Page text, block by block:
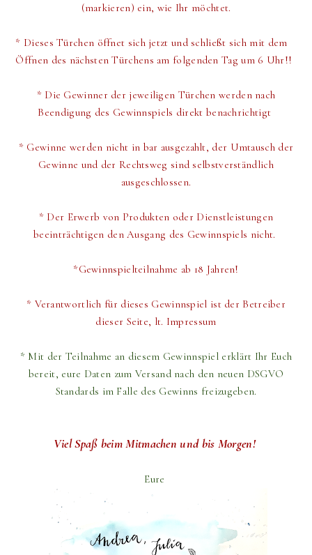
(markieren) ein, wie Ihr möchtet.
* Dieses Türchen öffnet sich jetzt und schließt sich mit dem
Öffnen des nächsten Türchens am folgenden Tag um 6 Uhr!!
* Die Gewinner der jeweiligen Türchen werdennach
Beendigung des Gewinnspiels direkt benachrichtigt
* Gewinne werden nicht in bar ausgezahlt, der Umtausch der
Gewinne und der Rechtsweg sind selbstverständlich
ausgeschlossen.
* Der Erwerb von Produkten oder Dienstleistungen
beeinträchtigen den Ausgang des Gewinnspiels nicht.
*Gewinnspielteilnahme ab 18 Jahren!
* Verantwortlich für dieses Gewinnspiel ist der Betreiber
dieser Seite, lt. Impressum
* Mit der Teilnahme an diesem Gewinnspiel erklärt Ihr Euch
bereit, eure Daten zum Versand nach den neuen DSGVO
Standards im Falle des Gewinns freizugeben.
Viel Spaß beim Mitmachen und bis Morgen!
Eure